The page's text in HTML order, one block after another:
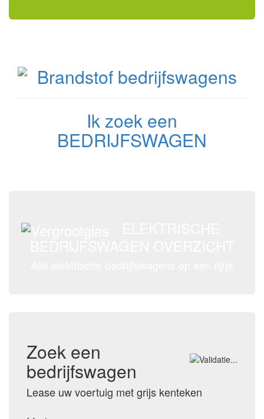
Ik zoek een
BEDRIJFSWAGEN
Zoek een
bedrijfswagen
Lease uw voertuig met grijs kenteken